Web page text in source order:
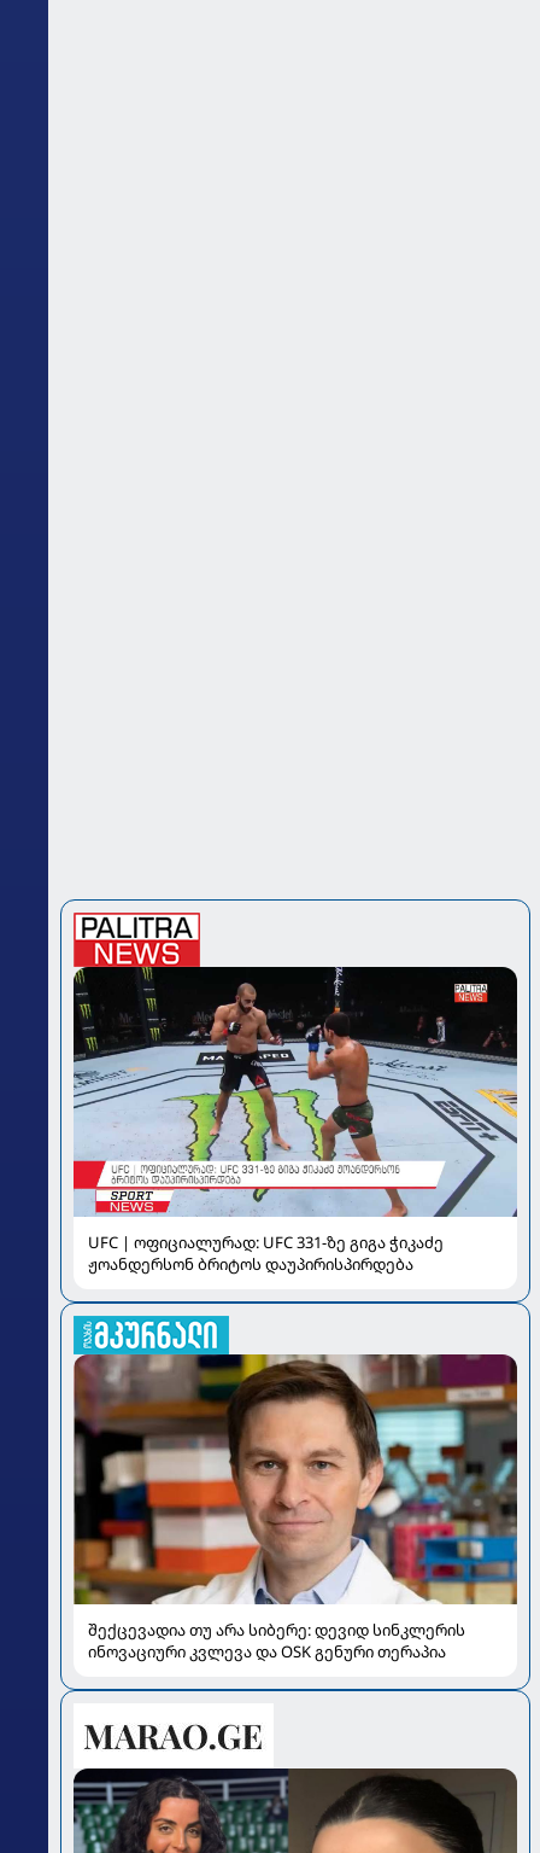
UFC | ოფიციალურად: UFC 331-ზე გიგა ჭიკაძე
ჟოანდერსონ ბრიტოს დაუპირისპირდება
შექცევადია თუ არა სიბერე: დევიდ სინკლერის
ინოვაციური კვლევა და OSK გენური თერაპია